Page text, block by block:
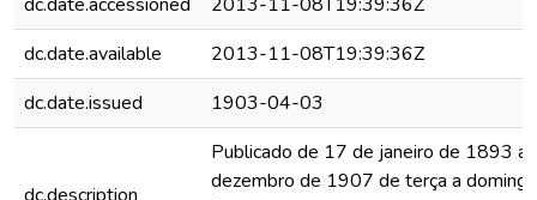
dc.date.available
2013-11-08T19:39:36Z
dc.date.issued
1903-04-03
Publicado de 17 de janeiro de 1893 a
dezembro de 1907 de terça a